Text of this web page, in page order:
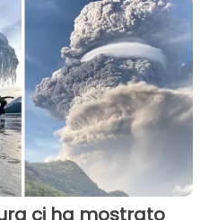
ci ha mostrato